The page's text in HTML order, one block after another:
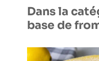
Dans la
base de